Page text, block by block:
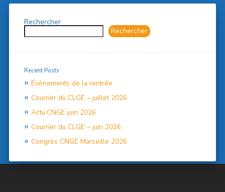
Rechercher
Rechercher
Recent Posts
Évènements de la rentrée
Courrier du CLGE – juillet 2026
Actu’CNGE juin 2026
Courrier du CLGE – juin 2026
Congrès CNGE Marseille 2026